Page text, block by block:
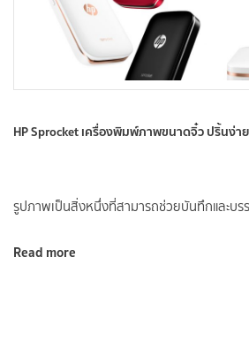
HP Sprocket เครื่องพิมพ์ภาพขนาดจิ๋ว ปริ้นง่า
รูปภาพเป็นสิ่งหนึ่งที่สามารถช่วยบันทึกและบ
Read more